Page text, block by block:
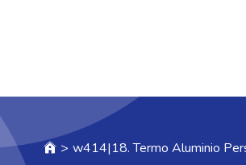
> w414|18. Termo Aluminio